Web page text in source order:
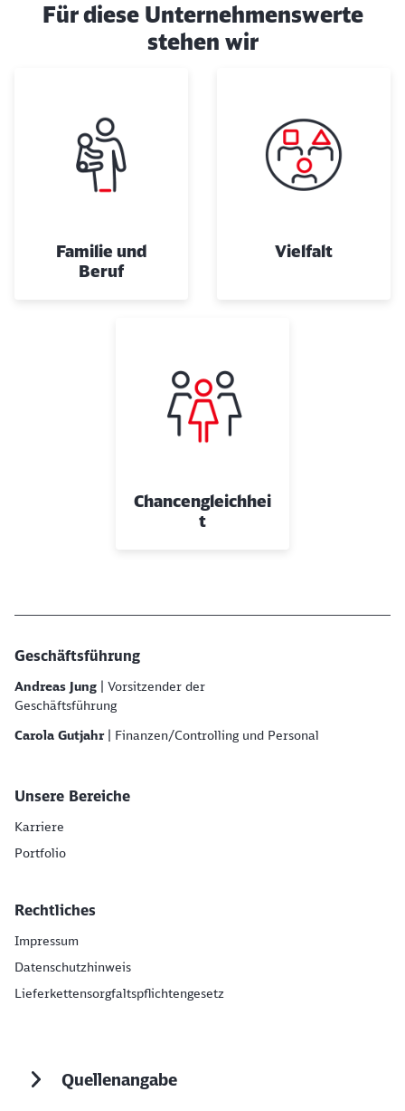
Für diese Unternehmenswerte
stehen wir
Familie und
Beruf
Vielfalt
Chancengleichhei
t
Geschäftsführung
Andreas Jung | Vorsitzender der
Geschäftsführung
Carola Gutjahr| Finanzen/Controlling und Personal
Unsere Bereiche
Karriere
Portfolio
Rechtliches
Impressum
Datenschutzhinweis
Lieferkettensorgfaltspflichtengesetz
Quellenangabe
Abbrechen Weiter